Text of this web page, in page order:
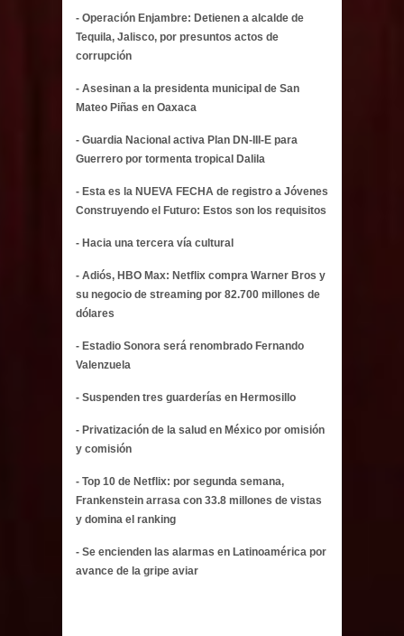
- Operación Enjambre: Detienen a alcalde de
Tequila, Jalisco, por presuntos actos de
corrupción
- Asesinan a la presidenta municipal de San
Mateo Piñas en Oaxaca
- Guardia Nacional activa Plan DN-III-E para
Guerrero por tormenta tropical Dalila
- Esta es la NUEVA FECHA de registro a Jóvenes
Construyendo el Futuro: Estos son los requisitos
- Hacia una tercera vía cultural
- Adiós, HBO Max: Netflix compra Warner Bros y
su negocio de streaming por 82.700 millones de
dólares
- Estadio Sonora será renombrado Fernando
Valenzuela
- Suspenden tres guarderías en Hermosillo
- Privatización de la salud en México por omisión
y comisión
- Top 10 de Netflix: por segunda semana,
Frankenstein arrasa con 33.8 millones de vistas
y domina el ranking
- Se encienden las alarmas en Latinoamérica por
avance de la gripe aviar